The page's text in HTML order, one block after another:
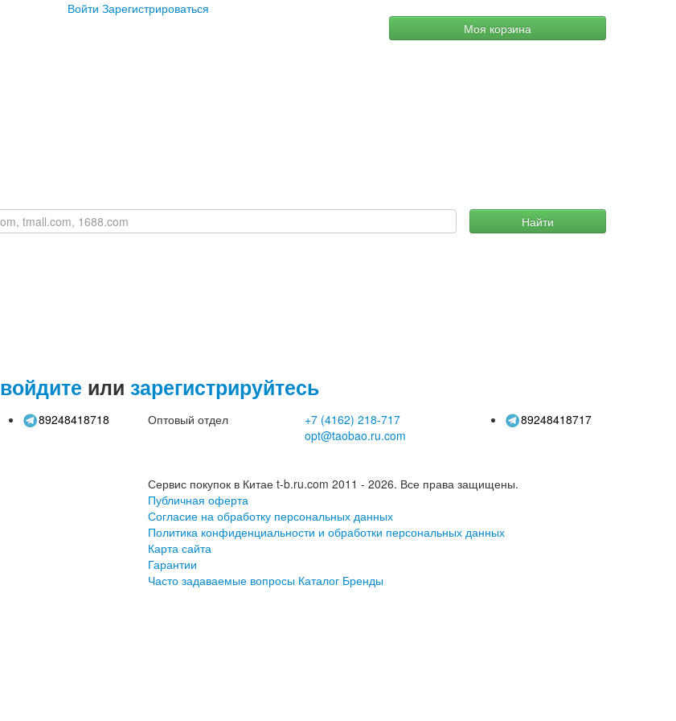
Войти Зарегистрироваться
Моя корзина
Найти
войдите или зарегистрируйтесь
89248418718 Оптовый отдел +7 (4162) 218-717
opt@taobao.ru.com
89248418717
Сервис покупок в Китае t-b.ru.com 2011 - 2026. Все права защищены.
Публичная оферта
Согласие на обработку персональных данных
Политика конфиденциальности и обработки персональных данных
Карта сайта
Гарантии
Часто задаваемые вопросы Каталог Бренды